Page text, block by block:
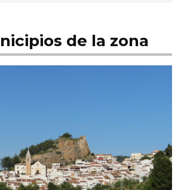
de la zona